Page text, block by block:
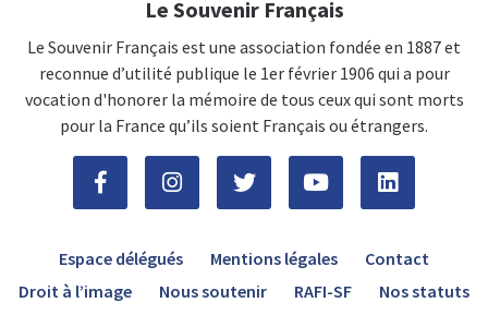
Le Souvenir Français
Le Souvenir Français est une association fondée en 1887 et
reconnue d’utilité publique le 1er février 1906 qui a pour
vocation d'honorer la mémoire de tous ceux qui sont morts
pour la France qu’ils soient Français ou étrangers.
Espace délégués Mentions légales
Contact
Droit à l’image
Nous soutenir RAFI-SF Nos statuts